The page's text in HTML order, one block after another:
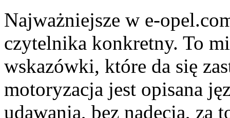
Najważniejsze w e-
czytelnika konkretny. To
wskazówki, które da się
motoryzacja jest opisana
udawania, bez nadęcia, za